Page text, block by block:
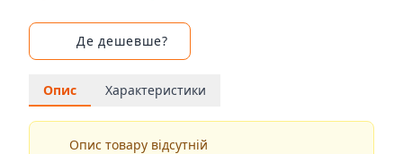
Де дешевше?
Опис Характеристики
Опис товару відсутній